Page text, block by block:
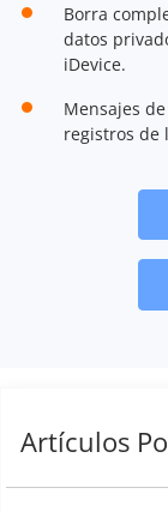
Borra
datos
iDevice.
Mensajes
registros de
Artículos